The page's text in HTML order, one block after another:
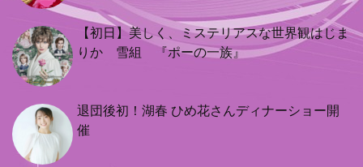
【初日】美しく、ミステリアスな世界観はじま
りか 雪組 『ポーの一族』
退団後初！湖春 ひめ花さんディナーショー開
催